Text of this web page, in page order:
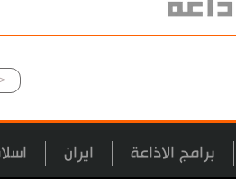
برامج الاذاعة ايران